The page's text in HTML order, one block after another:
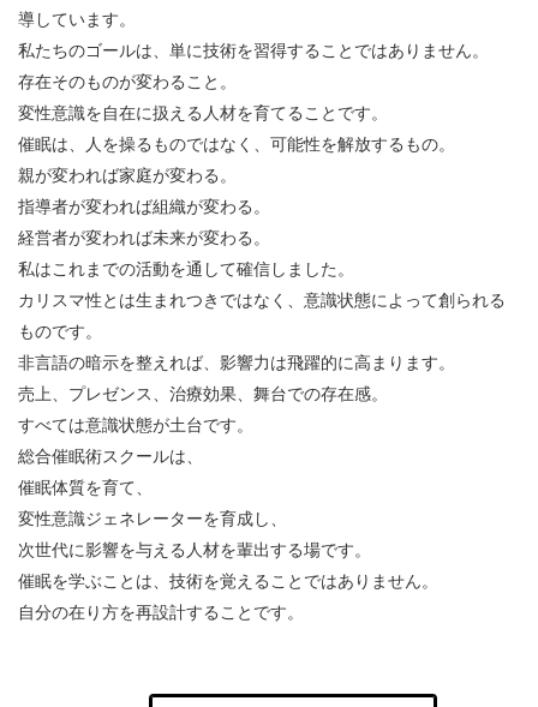
導しています。
私たちのゴールは、単に技術を習得することではありません。
存在そのものが変わること。
変性意識を自在に扱える人材を育てることです。
催眠は、人を操るものではなく、可能性を解放するもの。
親が変われば家庭が変わる。
指導者が変われば組織が変わる。
経営者が変われば未来が変わる。
私はこれまでの活動を通して確信しました。
カリスマ性とは生まれつきではなく、意識状態によって創られる
ものです。
非言語の暗示を整えれば、影響力は飛躍的に高まります。
売上、プレゼンス、治療効果、舞台での存在感。
すべては意識状態が土台です。
総合催眠術スクールは、
催眠体質を育て、
変性意識ジェネレーターを育成し、
次世代に影響を与える人材を輩出する場です。
催眠を学ぶことは、技術を覚えることではありません。
自分の在り方を再設計することです。